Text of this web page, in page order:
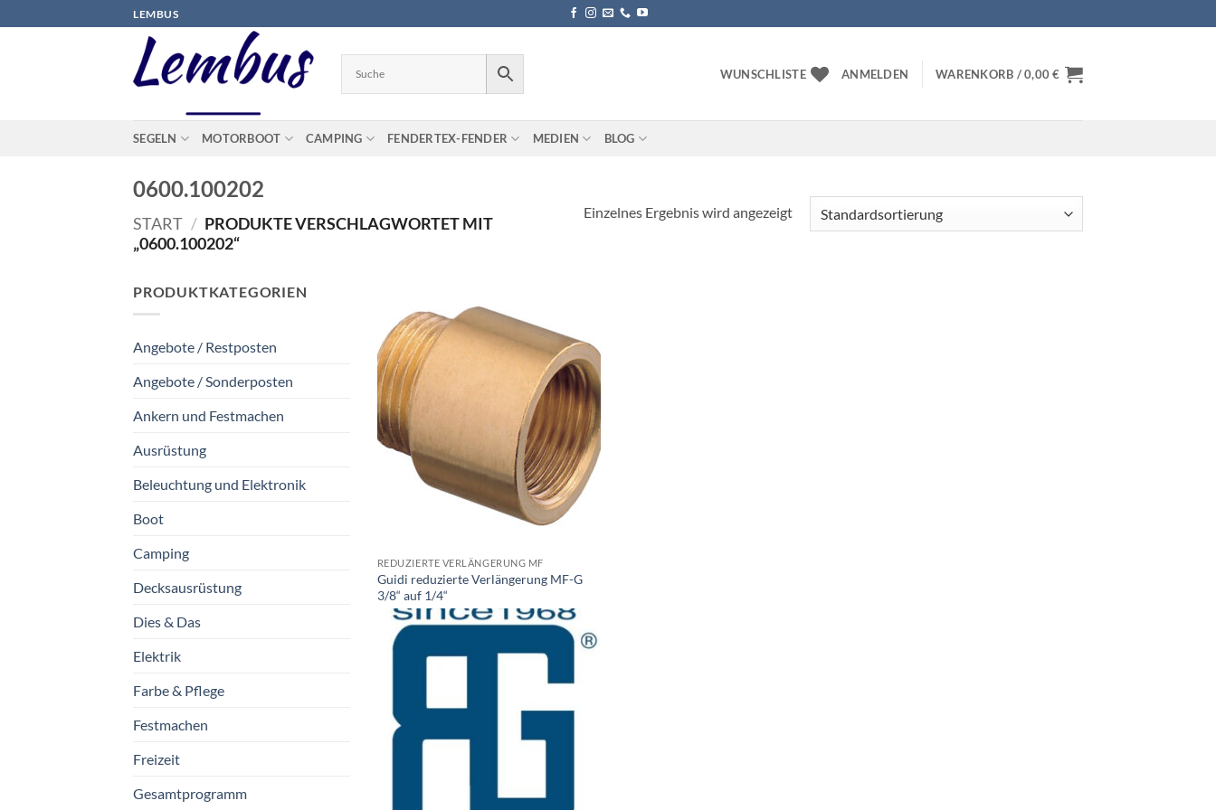
Inhalt
LEMBUS
WUNSCHLISTE ANMELDEN WARENKORB /0,00€
SEGELN MOTORBOOT CAMPING FENDERTEX-FENDER MEDIEN BLOG
0600.100202
START / PRODUKTE VERSCHLAGWORTET MIT
„0600.100202“
Einzelnes Ergebnis wird angezeigt
PRODUKTKATEGORIEN
Angebote / Restposten
Angebote / Sonderposten
Ankern und Festmachen
Ausrüstung
Beleuchtung und Elektronik
Boot
Camping
Decksausrüstung
Dies & Das
Elektrik
Farbe & Pflege
Festmachen
Freizeit
Gesamtprogramm
REDUZIERTE VERLÄNGERUNG MF
Guidi reduzierte Verlängerung MF-G
3/8“ auf 1/4“